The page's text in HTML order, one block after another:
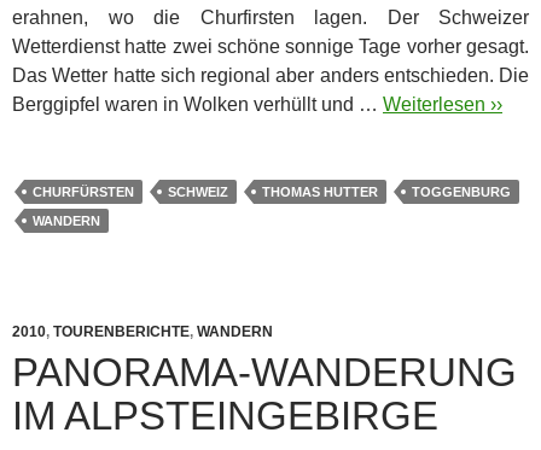
erahnen, wo die Churfirsten lagen. Der Schweizer
Wetterdienst hatte zwei schöne sonnige Tage vorher gesagt.
Das Wetter hatte sich regional aber anders entschieden. Die
Berggipfel waren in Wolken verhüllt und … Weiterlesen ››
CHURFÜRSTEN SCHWEIZ THOMAS HUTTER
TOGGENBURG
WANDERN
2010, TOURENBERICHTE, WANDERN
PANORAMA-WANDERUNG
IM ALPSTEINGEBIRGE